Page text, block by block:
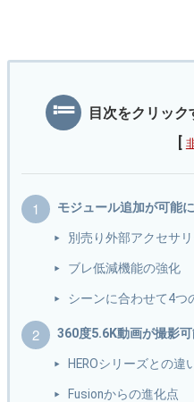
目次をクリッ
[
モジュール追加が可能
別売り外部アクセサ
ブレ低減機能の強化
シーンに合わせて4つ
360度5.6K動画が撮影可
HEROシリーズとの違
Fusionからの進化点